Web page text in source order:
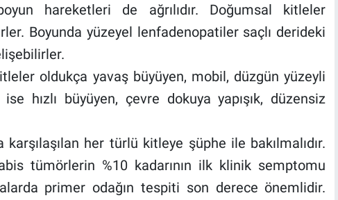
hareketleri de ağrılıdır. Doğumsal kitleler
Boyunda yüzeyel lenfadenopatiler saçlı derideki
oldukça yavaş büyüyen, mobil, düzgün yüzeyli
hızlı büyüyen, çevre dokuya yapışık, düzensiz
karşılaşılan her türlü kitleye şüphe ile bakılmalıdır.
tümörlerin %10 kadarının ilk klinik semptomu
primer odağın tespiti son derece önemlidir.